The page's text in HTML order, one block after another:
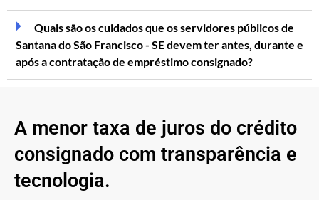
Quais são os cuidados que os servidores públicos de
Santana do São Francisco - SE devem ter antes, durante e
após a contratação de empréstimo consignado?
A menor taxa de juros do crédito
consignado com transparência e
tecnologia.